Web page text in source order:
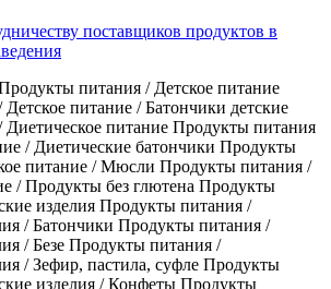
поставщиков продуктов в
питания / Детское питание
питание / Батончики детские
питание Продукты питания
/ Диетические батончики Продукты
питание / Мюсли Продукты питания /
/ Продукты без глютена Продукты
изделия Продукты питания /
/ Батончики Продукты питания /
/ Безе Продукты питания /
/ Зефир, пастила, суфле Продукты
изделия / Конфеты Продукты